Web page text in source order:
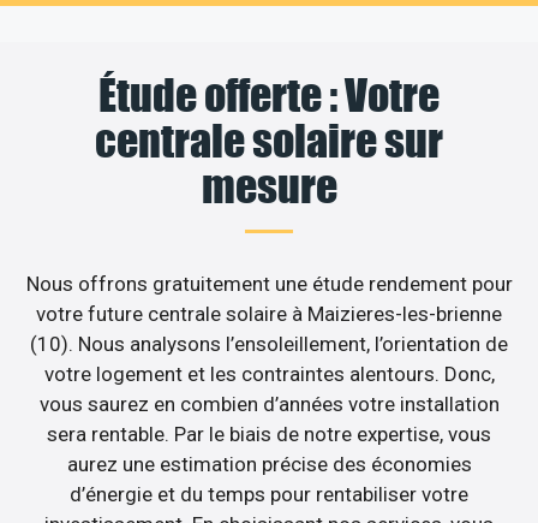
Étude offerte : Votre
centrale solaire sur
mesure
Nous offrons gratuitement une étude rendement pour
votre future centrale solaire à Maizieres-les-brienne
(10). Nous analysons l’ensoleillement, l’orientation de
votre logement et les contraintes alentours. Donc,
vous saurez en combien d’années votre installation
sera rentable. Par le biais de notre expertise, vous
aurez une estimation précise des économies
d’énergie et du temps pour rentabiliser votre